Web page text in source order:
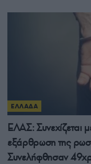
ΕΛΛΑΔΑ
ΕΛΑΣ: Συνεχίζεται
εξάρθρωση της
Συνελήφθησαν